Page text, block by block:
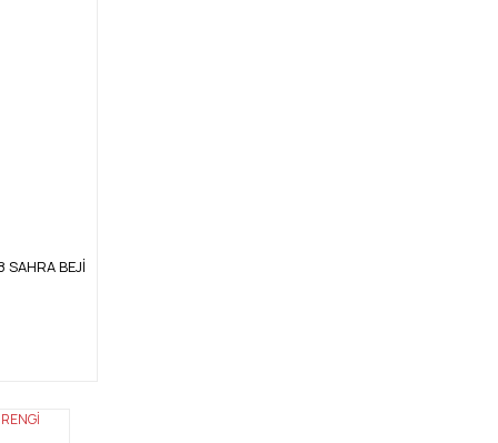
BEJİ